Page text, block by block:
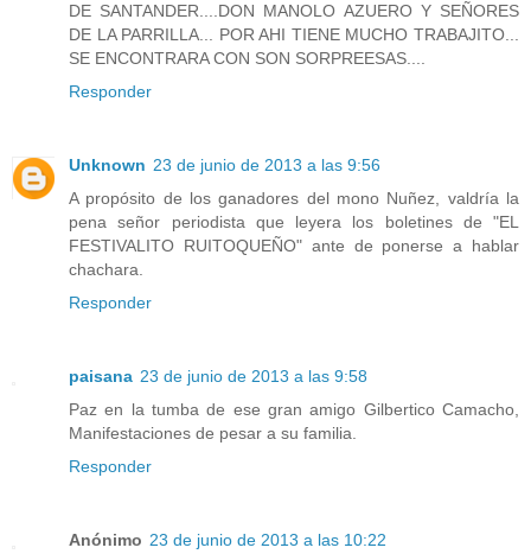
DE SANTANDER....DON MANOLO AZUERO Y SEÑORES
DE LA PARRILLA... POR AHI TIENE MUCHO TRABAJITO...
SE ENCONTRARA CON SON SORPREESAS....
Responder
Unknown 23 de junio de 2013 a las 9:56
A propósito de los ganadores del mono Nuñez, valdría la
pena señor periodista que leyera los boletines de "EL
FESTIVALITO RUITOQUEÑO" ante de ponerse a hablar
chachara.
Responder
paisana 23 de junio de 2013 a las 9:58
Paz en la tumba de ese gran amigo Gilbertico Camacho,
Manifestaciones de pesar a su familia.
Responder
Anónimo 23 de junio de 2013 a las 10:22